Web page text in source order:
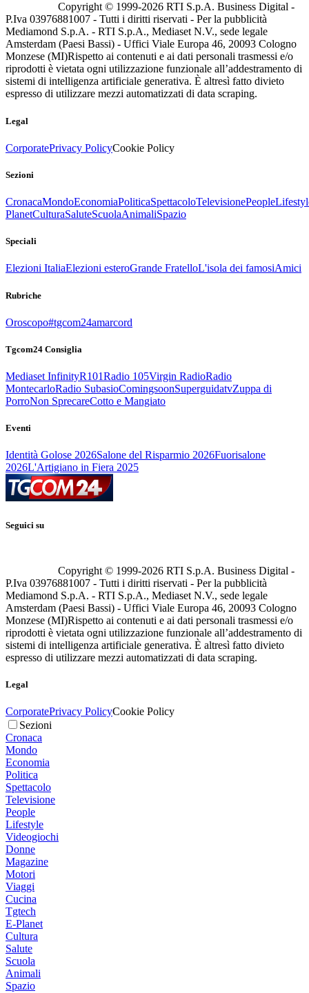
Copyright © 1999-2026 RTI S.p.A. Business Digital -
P.Iva 03976881007 - Tutti i diritti riservati - Per la pubblicità
Mediamond S.p.A. - RTI S.p.A., Mediaset N.V., sede legale
Amsterdam (Paesi Bassi) - Uffici Viale Europa 46, 20093 Cologno
Monzese (MI)Rispetto ai contenuti e ai dati personali trasmessi e/o
riprodotti è vietata ogni utilizzazione funzionale all’addestramento di
sistemi di intelligenza artificiale generativa. È altresì fatto divieto
espresso di utilizzare mezzi automatizzati di data scraping.
Legal
CorporatePrivacy PolicyCookie Policy
Sezioni
CronacaMondoEconomiaPoliticaSpettacoloTelevisionePeople
PlanetCulturaSaluteScuolaAnimaliSpazio
Speciali
Elezioni ItaliaElezioni esteroGrande FratelloL'isola dei famosiAmici
Rubriche
Oroscopo#tgcom24amarcord
Tgcom24 Consiglia
Mediaset InfinityR101Radio 105Virgin RadioRadio
MontecarloRadio SubasioComingsoonSuperguidatvZuppa di
PorroNon SprecareCotto e Mangiato
Eventi
Identità Golose 2026Salone del Risparmio 2026Fuorisalone
2026L'Artigiano in Fiera 2025
Seguici su
Copyright © 1999-2026 RTI S.p.A. Business Digital -
P.Iva 03976881007 - Tutti i diritti riservati - Per la pubblicità
Mediamond S.p.A. - RTI S.p.A., Mediaset N.V., sede legale
Amsterdam (Paesi Bassi) - Uffici Viale Europa 46, 20093 Cologno
Monzese (MI)Rispetto ai contenuti e ai dati personali trasmessi e/o
riprodotti è vietata ogni utilizzazione funzionale all’addestramento di
sistemi di intelligenza artificiale generativa. È altresì fatto divieto
espresso di utilizzare mezzi automatizzati di data scraping.
Legal
CorporatePrivacy PolicyCookie Policy
Sezioni
Cronaca
Mondo
Economia
Politica
Spettacolo
Televisione
People
Lifestyle
Videogiochi
Donne
Magazine
Motori
Viaggi
Cucina
Tgtech
E-Planet
Cultura
Salute
Scuola
Animali
Spazio